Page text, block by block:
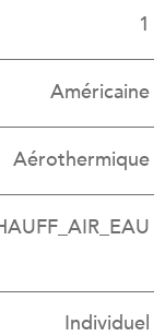
1
Américaine
Aérothermique
Individuel